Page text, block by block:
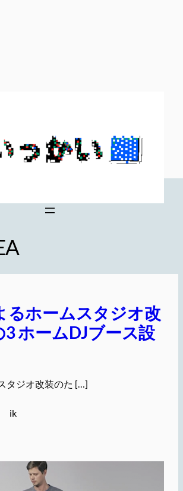
るホームスタジオ改
3 ホームDJブース設
タジオ改装のた […]
ik